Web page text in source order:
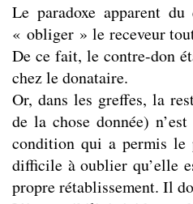
Le paradoxe apparent
« obliger » le receveur
De ce fait, le contre-don
chez le donataire.
Or, dans les greffes, la
de la chose donnée)
condition qui a permis le
difficile à oublier qu’elle
propre rétablissement. Il